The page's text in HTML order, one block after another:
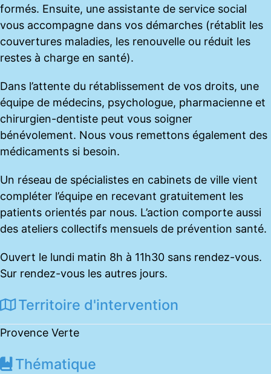
formés. Ensuite, une assistante de service social
vous accompagne dans vos démarches (rétablit les
couvertures maladies, les renouvelle ou réduit les
restes à charge en santé).
Dans l’attente du rétablissement de vos droits, une
équipe de médecins, psychologue, pharmacienne et
chirurgien-dentiste peut vous soigner
bénévolement. Nous vous remettons également des
médicaments si besoin.
Un réseau de spécialistes en cabinets de ville vient
compléter l’équipe en recevant gratuitement les
patients orientés par nous. L’action comporte aussi
des ateliers collectifs mensuels de prévention santé.
Ouvert le lundi matin 8h à 11h30 sans rendez-vous.
Sur rendez-vous les autres jours.
Territoire d'intervention
Provence Verte
Thématique